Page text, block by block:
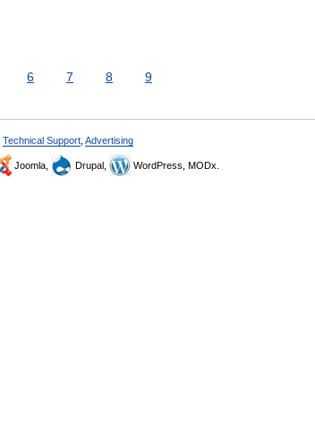
6 7 8 9
Technical Support Advertising
Joomla, Drupal, WordPress, MODx.